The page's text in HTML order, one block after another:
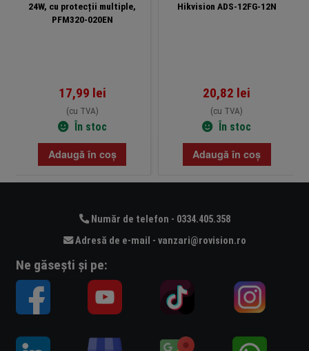
24W, cu protecții multiple,
PFM320-020EN
17,99 lei
(cu TVA)
În stoc
Adaugă în coș
Hikvision ADS-12FG-12N
20,82 lei
(cu TVA)
În stoc
Adaugă în coș
Număr de telefon - 0334.405.358
Adresă de e-mail - vanzari@rovision.ro
Ne găsești și pe: